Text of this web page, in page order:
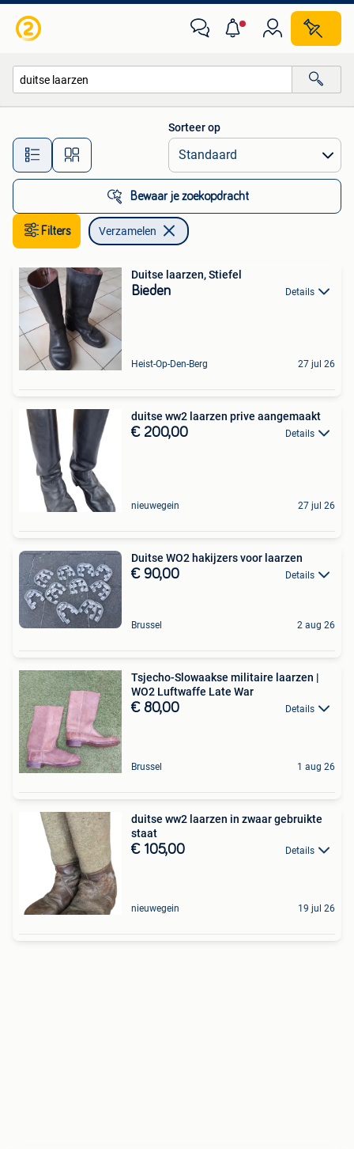
Alle afstanden…
Sorteer op
Bewaar je zoekopdracht
Filters Verzamelen
Duitse laarzen, Stiefel
Bieden Details
Heist-Op-Den-Berg 27 jul 26
duitse ww2 laarzen prive aangemaakt
€ 200,00 Details
nieuwegein 27 jul 26
Duitse WO2 hakijzers voor laarzen
€ 90,00 Details
Brussel 2 aug 26
Tsjecho-Slowaakse militaire laarzen |
WO2 Luftwaffe Late War
€ 80,00 Details
Brussel 1 aug 26
duitse ww2 laarzen in zwaar gebruikte
staat
€ 105,00 Details
nieuwegein 19 jul 26